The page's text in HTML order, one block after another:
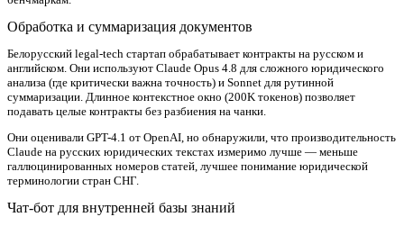
Обработка и суммаризация документов
Белорусский legal-tech стартап обрабатывает контракты на русском и
английском. Они используют Claude Opus 4.8 для сложного юридического
анализа (где критически важна точность) и Sonnet для рутинной
суммаризации. Длинное контекстное окно (200K токенов) позволяет
подавать целые контракты без разбиения на чанки.
Они оценивали GPT-4.1 от OpenAI, но обнаружили, что производительность
Claude на русских юридических текстах измеримо лучше — меньше
галлюцинированных номеров статей, лучшее понимание юридической
терминологии стран СНГ.
Чат-бот для внутренней базы знаний